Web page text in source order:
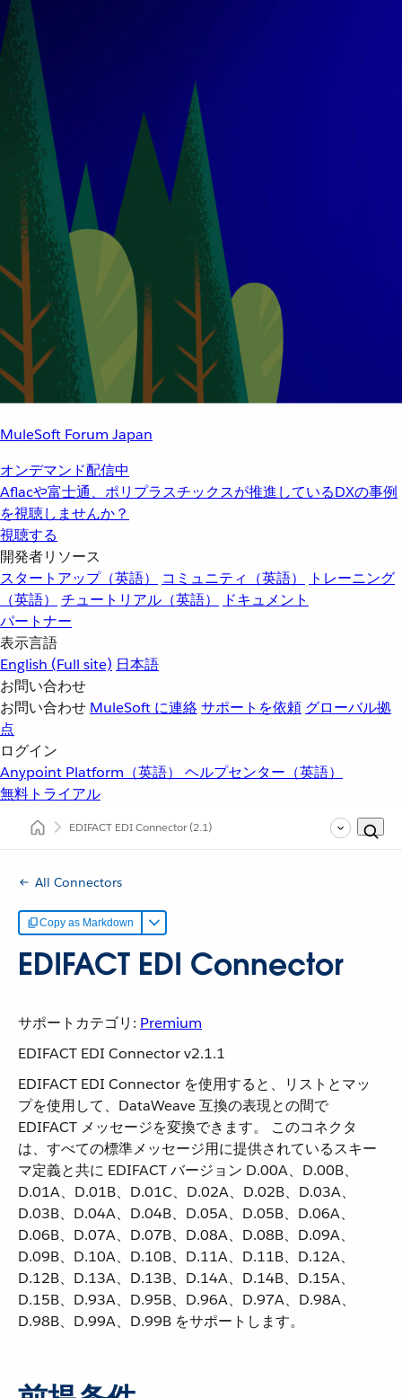
MuleSoft Forum Japan
オンデマンド配信中
Aflacや富士通、ポリプラスチックスが推進しているDXの事例
を視聴しませんか？
視聴する
開発者リソース
スタートアップ（英語）
コミュニティ（英語）
トレーニング
（英語）
チュートリアル（英語）
ドキュメント
パートナー
表示言語
English (Full site) 日本語
お問い合わせ
お問い合わせ MuleSoft に連絡サポートを依頼 グローバル拠
点
ログイン
Anypoint Platform（英語） ヘルプセンター（英語）
無料トライアル
EDIFACT EDI Connector(2.1)
All Connectors
Copy as Markdown
EDIFACT EDI Connector
サポートカテゴリ: Premium
EDIFACT EDI Connector v2.1.1
EDIFACT EDI Connector を使用すると、リストとマッ
プを使用して、DataWeave 互換の表現との間で
EDIFACT メッセージを変換できます。 このコネクタ
は、すべての標準メッセージ用に提供されているスキー
マ定義と共に EDIFACT バージョン D.00A、D.00B、
D.01A、D.01B、D.01C、D.02A、D.02B、D.03A、
D.03B、D.04A、D.04B、D.05A、D.05B、D.06A、
D.06B、D.07A、D.07B、D.08A、D.08B、D.09A、
D.09B、D.10A、D.10B、D.11A、D.11B、D.12A、
D.12B、D.13A、D.13B、D.14A、D.14B、D.15A、
D.15B、D.93A、D.95B、D.96A、D.97A、D.98A、
D.98B、D.99A、D.99B をサポートします。